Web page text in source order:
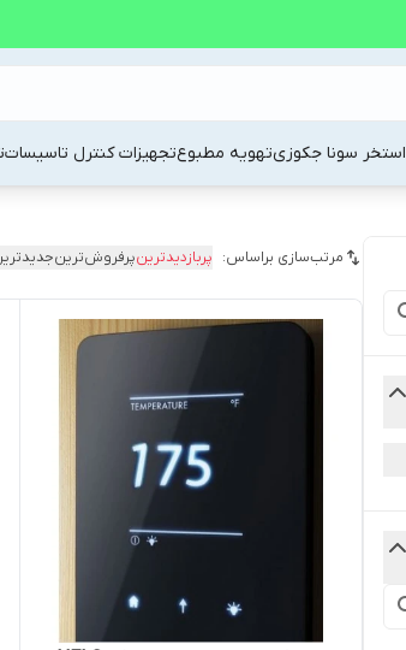
استخر سونا جکوزیتهویه مطبوعتجهیزات کنترل تاسیسات
مرتب‌سازی براساس: پربازدیدترینپرفروش‌ترین